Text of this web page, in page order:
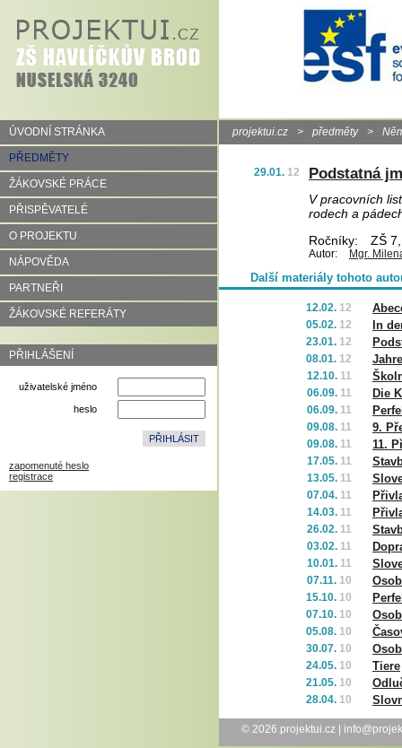
ÚVODNÍ STRÁNKA
PŘEDMĚTY
ŽÁKOVSKÉ PRÁCE
PŘISPĚVATELÉ
O PROJEKTU
NÁPOVĚDA
PARTNEŘI
ŽÁKOVSKÉ REFERÁTY
PŘIHLÁŠENÍ
uživatelské jméno
heslo
zapomenuté heslo
registrace
projektui.cz > předměty >
29.01. 12 Podstatná
V pracovních
rodech a
Ročníky:
ZŠ 7,
Autor: Mgr.
Další materiály tohoto
12.02. 12
05.02. 12 In
23.01. 12
08.01. 12
12.10. 11
06.09. 11 Die
06.09. 11
09.08. 11 9.
09.08. 11 11.
17.05. 11
13.05. 11
07.04. 11
14.03. 11
26.02. 11
03.02. 11
10.01. 11
07.11. 10
15.10. 10
07.10. 10
05.08. 10
30.07. 10
24.05. 10 Tiere
21.05. 10
28.04. 10
© 2026 projektui.cz